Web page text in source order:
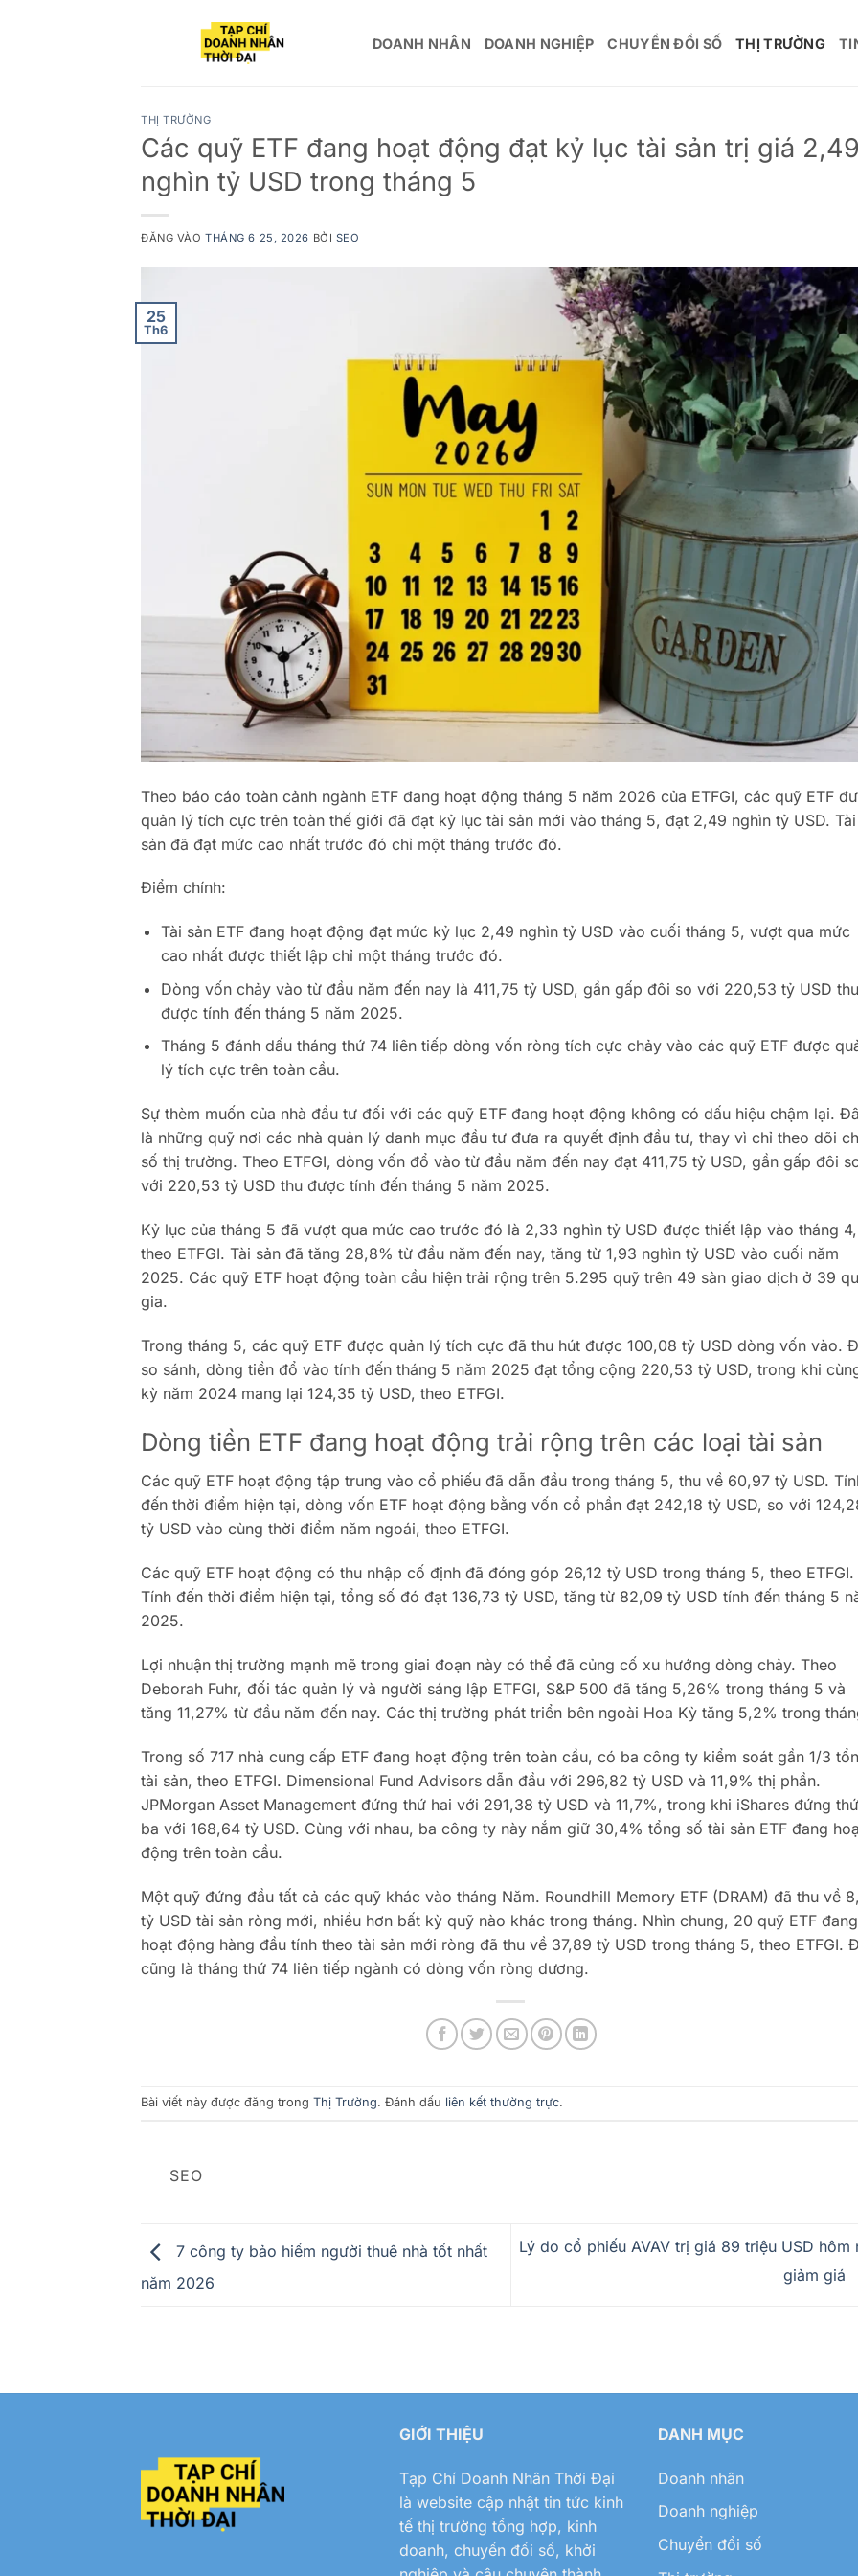
DOANH NHÂN DOANH NGHIỆP CHUYỂN ĐỔI SỐ THỊ TRƯỜNG
THỊ TRƯỜNG
Các quỹ ETF đang hoạt động đạt kỷ lục tài sản trị giá 2,49
nghìn tỷ USD trong tháng 5
ĐĂNG VÀOTHÁNG 6 25, 2026 BỞI SEO
25
Th6
Theo báo cáo toàn cảnh ngành ETF đang hoạt động tháng 5 năm 2026 của ETFGI, các quỹ ETF
quản lý tích cực trên toàn thế giới đã đạt kỷ lục tài sản mới vào tháng 5, đạt 2,49 nghìn tỷ USD. Tài
sản đã đạt mức cao nhất trước đó chỉ một tháng trước đó.
Điểm chính:
Tài sản ETF đang hoạt động đạt mức kỷ lục 2,49 nghìn tỷ USD vào cuối tháng 5, vượt qua mức
cao nhất được thiết lập chỉ một tháng trước đó.
Dòng vốn chảy vào từ đầu năm đến nay là 411,75 tỷ USD, gần gấp đôi so với 220,53 tỷ USD thu
được tính đến tháng 5 năm 2025.
Tháng 5 đánh dấu tháng thứ 74 liên tiếp dòng vốn ròng tích cực chảy vào các quỹ ETF được
lý tích cực trên toàn cầu.
Sự thèm muốn của nhà đầu tư đối với các quỹ ETF đang hoạt động không có dấu hiệu chậm lại.
là những quỹ nơi các nhà quản lý danh mục đầu tư đưa ra quyết định đầu tư, thay vì chỉ theo dõi
số thị trường. Theo ETFGI, dòng vốn đổ vào từ đầu năm đến nay đạt 411,75 tỷ USD, gần gấp đôi
với 220,53 tỷ USD thu được tính đến tháng 5 năm 2025.
Kỷ lục của tháng 5 đã vượt qua mức cao trước đó là 2,33 nghìn tỷ USD được thiết lập vào tháng 4,
theo ETFGI. Tài sản đã tăng 28,8% từ đầu năm đến nay, tăng từ 1,93 nghìn tỷ USD vào cuối năm
2025. Các quỹ ETF hoạt động toàn cầu hiện trải rộng trên 5.295 quỹ trên 49 sàn giao dịch ở 39
gia.
Trong tháng 5, các quỹ ETF được quản lý tích cực đã thu hút được 100,08 tỷ USD dòng vốn vào.
so sánh, dòng tiền đổ vào tính đến tháng 5 năm 2025 đạt tổng cộng 220,53 tỷ USD, trong khi
kỳ năm 2024 mang lại 124,35 tỷ USD, theo ETFGI.
Dòng tiền ETF đang hoạt động trải rộng trên các loại tài sản
Các quỹ ETF hoạt động tập trung vào cổ phiếu đã dẫn đầu trong tháng 5, thu về 60,97 tỷ USD.
đến thời điểm hiện tại, dòng vốn ETF hoạt động bằng vốn cổ phần đạt 242,18 tỷ USD, so với
tỷ USD vào cùng thời điểm năm ngoái, theo ETFGI.
Các quỹ ETF hoạt động có thu nhập cố định đã đóng góp 26,12 tỷ USD trong tháng 5, theo ETFGI.
Tính đến thời điểm hiện tại, tổng số đó đạt 136,73 tỷ USD, tăng từ 82,09 tỷ USD tính đến tháng 5
2025.
Lợi nhuận thị trường mạnh mẽ trong giai đoạn này có thể đã củng cố xu hướng dòng chảy. Theo
Deborah Fuhr, đối tác quản lý và người sáng lập ETFGI, S&P 500 đã tăng 5,26% trong tháng 5 và
tăng 11,27% từ đầu năm đến nay. Các thị trường phát triển bên ngoài Hoa Kỳ tăng 5,2% trong
Trong số 717 nhà cung cấp ETF đang hoạt động trên toàn cầu, có ba công ty kiểm soát gần 1/3
tài sản, theo ETFGI. Dimensional Fund Advisors dẫn đầu với 296,82 tỷ USD và 11,9% thị phần.
JPMorgan Asset Management đứng thứ hai với 291,38 tỷ USD và 11,7%, trong khi iShares đứng thứ
ba với 168,64 tỷ USD. Cùng với nhau, ba công ty này nắm giữ 30,4% tổng số tài sản ETF đang
động trên toàn cầu.
Một quỹ đứng đầu tất cả các quỹ khác vào tháng Năm. Roundhill Memory ETF (DRAM) đã thu về
tỷ USD tài sản ròng mới, nhiều hơn bất kỳ quỹ nào khác trong tháng. Nhìn chung, 20 quỹ ETF đang
hoạt động hàng đầu tính theo tài sản mới ròng đã thu về 37,89 tỷ USD trong tháng 5, theo ETFGI.
cũng là tháng thứ 74 liên tiếp ngành có dòng vốn ròng dương.
Bài viết này được đăng trong Thị Trường. Đánh dấu liên kết thường trực.
SEO
7 công ty bảo hiểm người thuê nhà tốt nhất
năm 2026
Lý do cổ phiếu AVAV trị giá 89 triệu USD hôm
giảm giá
GIỚI THIỆU
Tạp Chí Doanh Nhân Thời Đại
là website cập nhật tin tức kinh
tế thị trường tổng hợp, kinh
doanh, chuyển đổi số, khởi
DANH MỤC
Doanh nhân
Doanh nghiệp
Chuyển đổi số